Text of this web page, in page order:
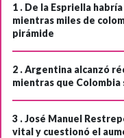
1 . De la Espriella
mientras miles de
pirámide
2 .Argentina alcanzó
mientras que Colombia
3 .José Manuel
vital y cuestionó el